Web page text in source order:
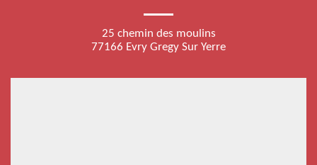
25 chemin des moulins
77166 Evry Gregy Sur Yerre